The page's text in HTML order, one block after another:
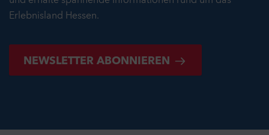
Erlebnisland Hessen.
NEWSLETTER ABONNIEREN